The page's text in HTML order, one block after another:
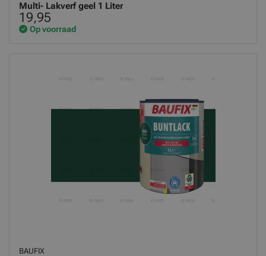
Multi- Lakverf geel 1 Liter
19,95
Op voorraad
BAUFIX